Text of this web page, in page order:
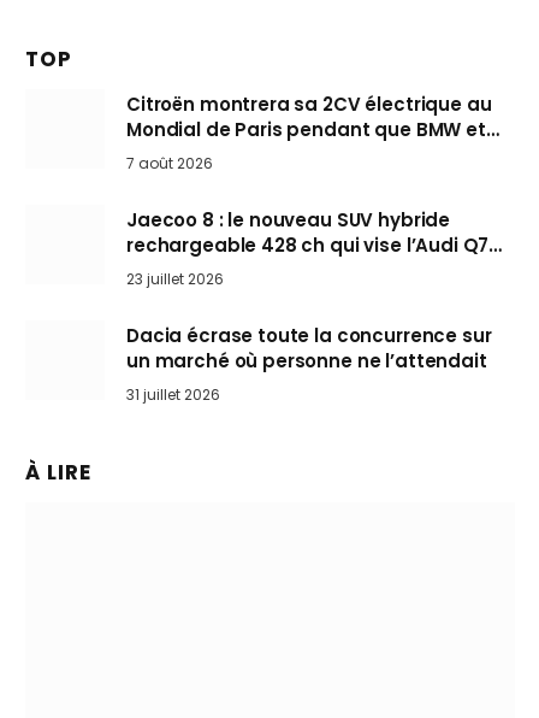
TOP
Citroën montrera sa 2CV électrique au
Mondial de Paris pendant que BMW et
Mini désertent le salon
7 août 2026
Jaecoo 8 : le nouveau SUV hybride
rechargeable 428 ch qui vise l’Audi Q7
arrive en Europe cet automne
23 juillet 2026
Dacia écrase toute la concurrence sur
un marché où personne ne l’attendait
31 juillet 2026
À LIRE